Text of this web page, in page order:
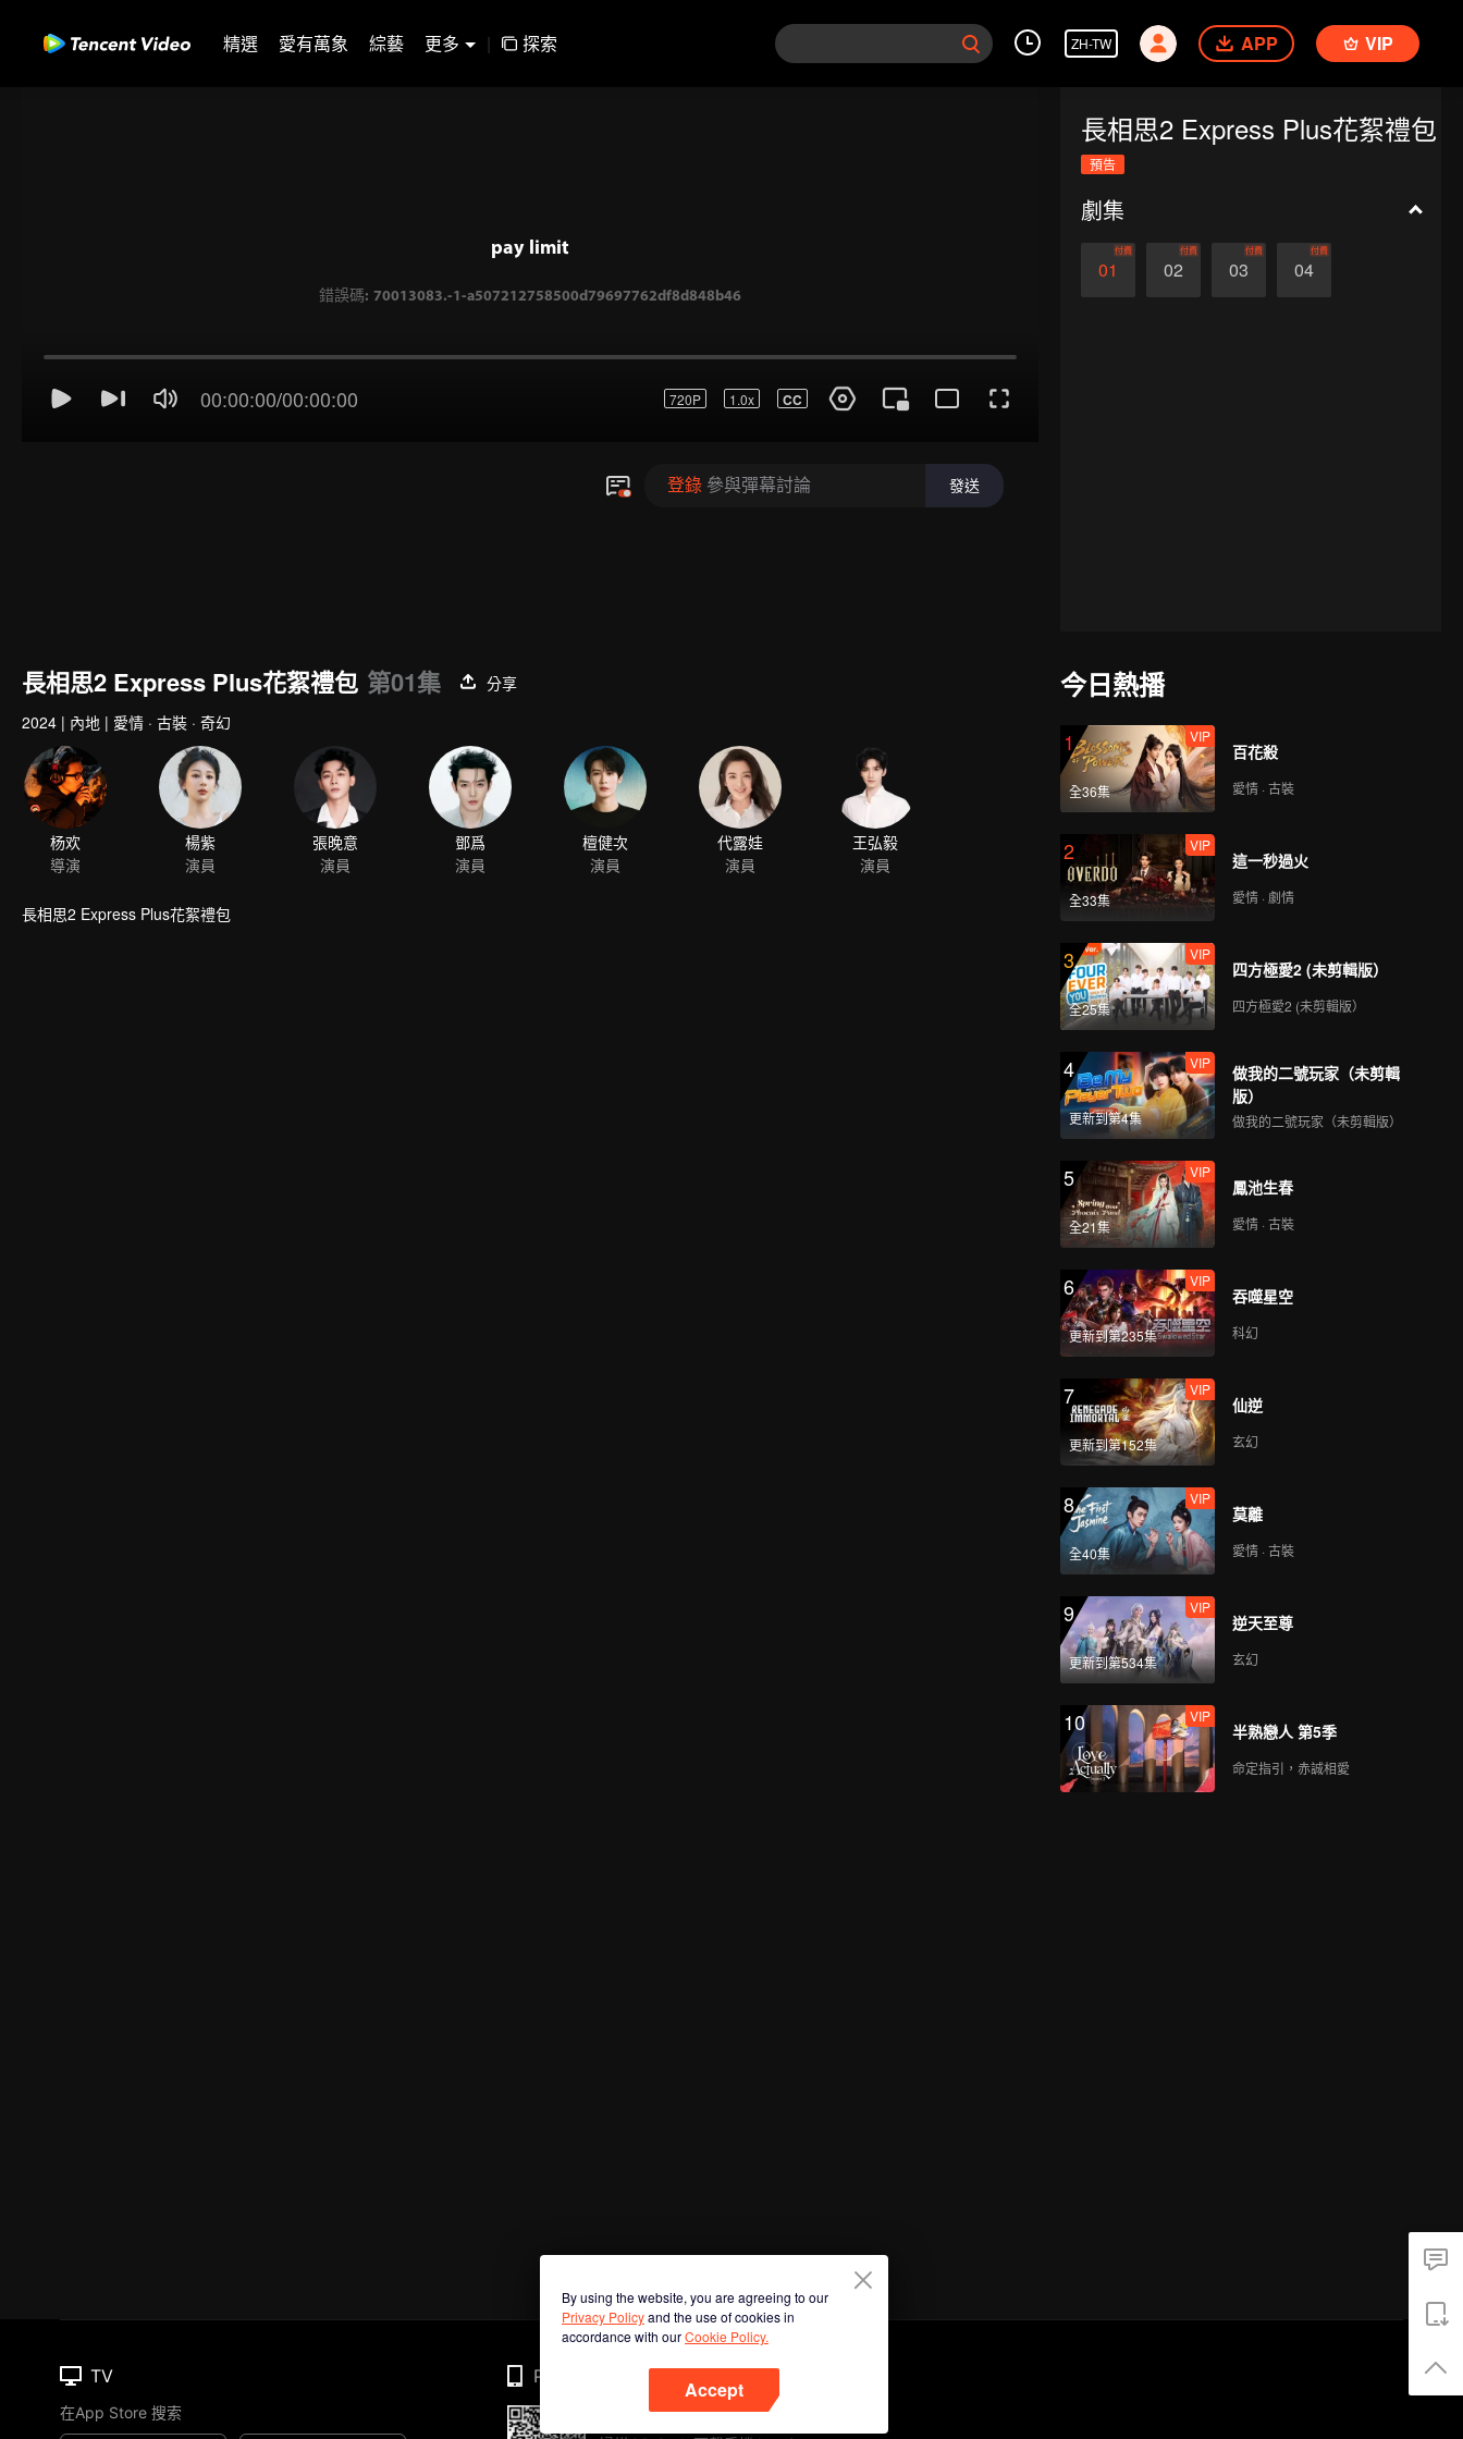
精選 愛有萬象 綜藝 更多 | 探索 ZH-TW APP VIP
00:00:00/00:00:00 720P 1.0x CC
登錄 參與彈幕討論 發送
長相思2 Express Plus花絮禮包
預告
劇集
01
付費
02
付費
03
付費
04
付費
長相思2 Express Plus花絮禮包 第01集
分享
2024 | 內地 | 愛情 · 古裝 · 奇幻
杨欢
導演
楊紫
演員
張晚意
演員
鄧爲
演員
檀健次
演員
代露娃
演員
王弘毅
演員
長相思2 Express Plus花絮禮包
今日熱播
1
全36集
VIP
百花殺
愛情 · 古裝
2
全33集
VIP
這一秒過火
愛情 · 劇情
3
全25集
VIP
四方極愛2 (未剪輯版）
四方極愛2 (未剪輯版）
4
更新到第4集
VIP
做我的二號玩家（未剪輯
版）
做我的二號玩家（未剪輯版）
5
全21集
VIP
鳳池生春
愛情 · 古裝
6
更新到第235集
VIP
吞噬星空
科幻
7
更新到第152集
VIP
仙逆
玄幻
8
全40集
VIP
莫離
愛情 · 古裝
9
更新到第534集
VIP
逆天至尊
玄幻
10 VIP
半熟戀人 第5季
命定指引，赤誠相愛
By using the website, you are agreeing to our
Privacy Policyand the use of cookies in
accordance with ourCookie Policy.
Accept
TV
在App Store 搜索
Phone